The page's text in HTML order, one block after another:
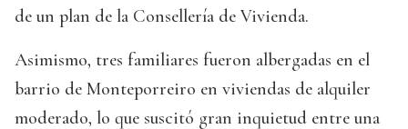
de un plan de la Consellería de Vivienda.
Asimismo, tres familiares fueron albergadas en el
barrio de Monteporreiro en viviendas de alquiler
moderado, lo que suscitó gran inquietud entre una